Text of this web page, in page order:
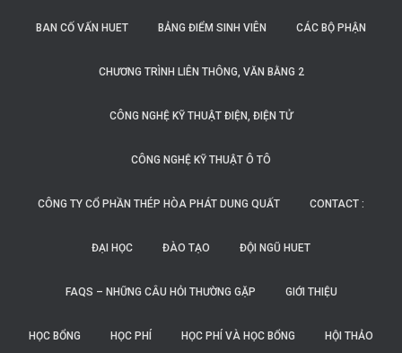
BAN CỐ VẤN HUET BẢNG ĐIỂM SINH VIÊN CÁC BỘ PHẬN
CHƯƠNG TRÌNH LIÊN THÔNG, VĂN BẰNG 2
CÔNG NGHỆ KỸ THUẬT ĐIỆN, ĐIỆN TỬ
CÔNG NGHỆ KỸ THUẬT Ô TÔ
CÔNG TY CỔ PHẦN THÉP HÒA PHÁT DUNG QUẤT CONTACT :
ĐẠI HỌC ĐÀO TẠO ĐỘI NGŨ HUET
FAQS – NHỮNG CÂU HỎI THƯỜNG GẶP GIỚI THIỆU
HỌC BỔNG HỌC PHÍ HỌC PHÍ VÀ HỌC BỔNG HỘI THẢO